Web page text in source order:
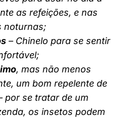
as refeições, e nas
noturnas;
– Chinelo para se sentir
, mas não menos
um bom repelente de
por se tratar de um
os insetos podem